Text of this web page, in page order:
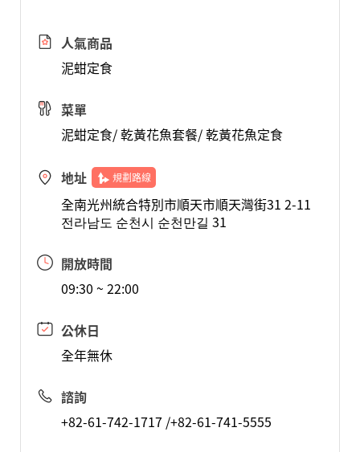
人氣商品
泥蚶定食
菜單
泥蚶定食/ 乾黃花魚套餐/ 乾黃花魚定食
地址 規劃路線
全南光州統合特別市順天市順天灣街31 2-11
전라남도 순천시 순천만길 31
開放時間
09:30 ~ 22:00
公休日
全年無休
諮詢
+82-61-742-1717 /+82-61-741-5555